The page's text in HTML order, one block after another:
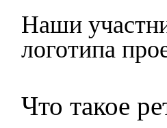
Наши
логотипа
Что такое